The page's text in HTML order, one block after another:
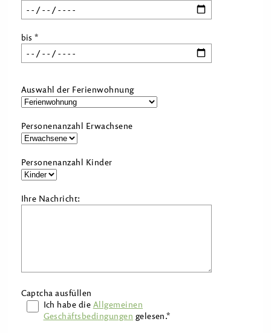
bis *
Auswahl der Ferienwohnung
Personenanzahl Erwachsene
Personenanzahl Kinder
Ihre Nachricht:
Captcha ausfüllen
Ich habe die Allgemeinen
Geschäftsbedingungen gelesen.*